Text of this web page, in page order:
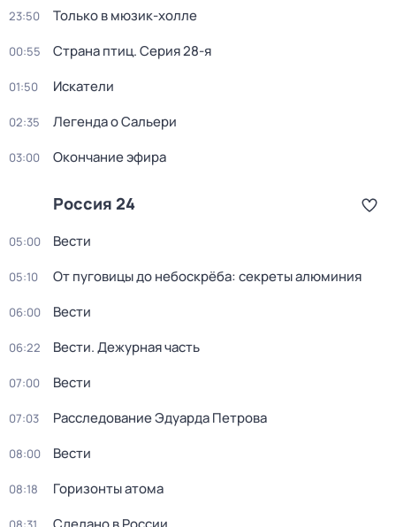
23:50 Только в мюзик-холле
00:55 Страна птиц. Серия 28-я
01:50 Искатели
02:35 Легенда о Сальери
03:00 Окончание эфира
Россия 24
05:00 Вести
05:10 От пуговицы до небоскрёба: секреты алюминия
06:00 Вести
06:22 Вести. Дежурная часть
07:00 Вести
07:03 Расследование Эдуарда Петрова
08:00 Вести
08:18 Горизонты атома